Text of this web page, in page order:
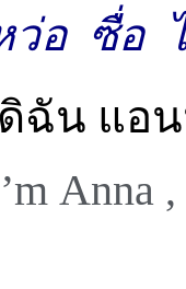
ว่อ ซื่อ
ดิฉัน แอ
Anna